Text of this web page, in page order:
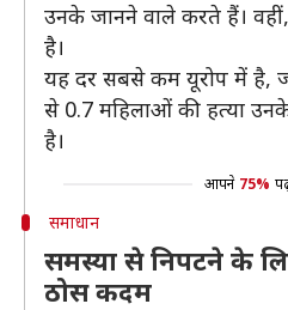
उनके जानने वाले करते हैं।
है।
यह दर सबसे कम यूरोप में है,
से 0.7 महिलाओं की हत्या उनके
है।
आपने 75%
समाधान
समस्या से निपटने के
ठोस कदम